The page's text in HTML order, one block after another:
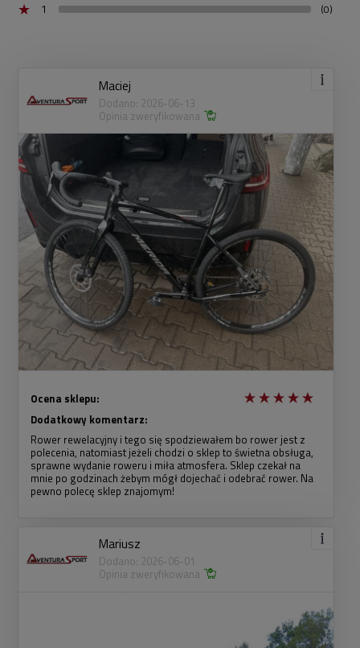
1 (0)
Maciej
Dodano: 2026-06-13
Opinia zweryfikowana
Ocena sklepu:
Dodatkowy komentarz:
Rower rewelacyjny i tego się spodziewałem bo rower jest z
polecenia, natomiast jeżeli chodzi o sklep to świetna obsługa,
sprawne wydanie roweru i miła atmosfera. Sklep czekał na
mnie po godzinach żebym mógł dojechać i odebrać rower. Na
pewno polecę sklep znajomym!
Mariusz
Dodano: 2026-06-01
Opinia zweryfikowana